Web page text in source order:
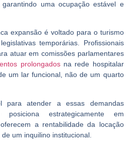
uma ocupação estável e
expansão é voltado para o turismo
temporárias. Profissionais
atuar em comissões parlamentares
prolongadosna rede hospitalar
um lar funcional, não de um quarto
para atender a essas demandas
estrategicamente em
a rentabilidade da locação
um inquilino institucional.